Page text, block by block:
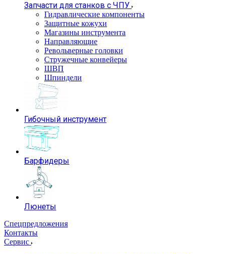
Запчасти для станков с ЧПУ
Гидравлические компоненты
Защитные кожухи
Магазины инструмента
Направляющие
Револьверные головки
Стружечные конвейеры
ШВП
Шпиндели
Гибочный инструмент
Барфидеры
Люнеты
Спецпредложения
Контакты
Сервис